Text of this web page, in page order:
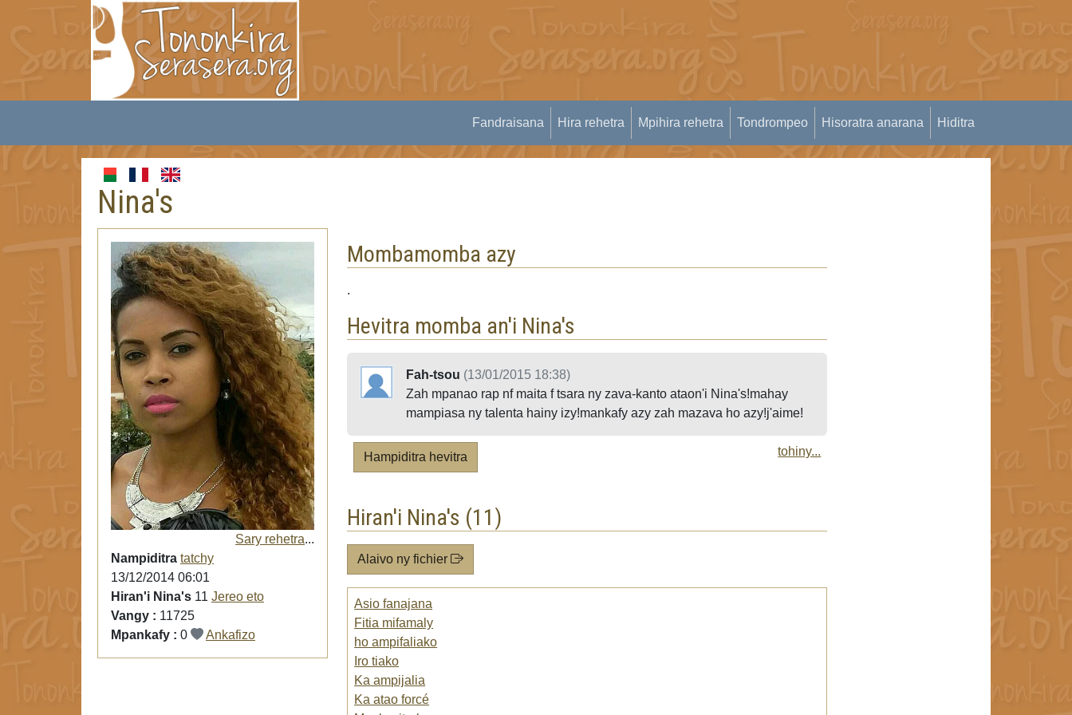
Fandraisana Hira rehetra Mpihira rehetra Tondrompeo Hisoratra anarana Hiditra
Nina's
Sary rehetra...
Nampiditra tatchy
13/12/2014 06:01
Hiran'i Nina's 11 Jereo eto
Vangy : 11725
Mpankafy : 0 Ankafizo
Mombamomba azy
.
Hevitra momba an'i Nina's
Fah-tsou (13/01/2015 18:38)
Zah mpanao rap nf maita f tsara ny zava-kanto ataon'i Nina's!mahay
mampiasa ny talenta hainy izy!mankafy azy zah mazava ho azy!j'aime!
Hampiditra hevitra tohiny...
Hiran'i Nina's (11)
Alaivo ny fichier
Asio fanajana
Fitia mifamaly
ho ampifaliako
Iro tiako
Ka ampijalia
Ka atao forcé